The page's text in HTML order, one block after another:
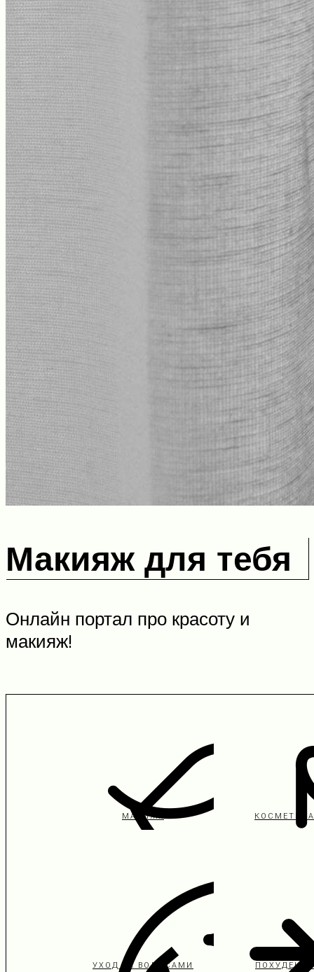
Макияж для тебя
Онлайн портал про красоту и
макияж!
МАКИЯЖ КОСМЕТИКА
УХОД ЗА ВОЛОСАМИ ПОХУДЕНИЕ